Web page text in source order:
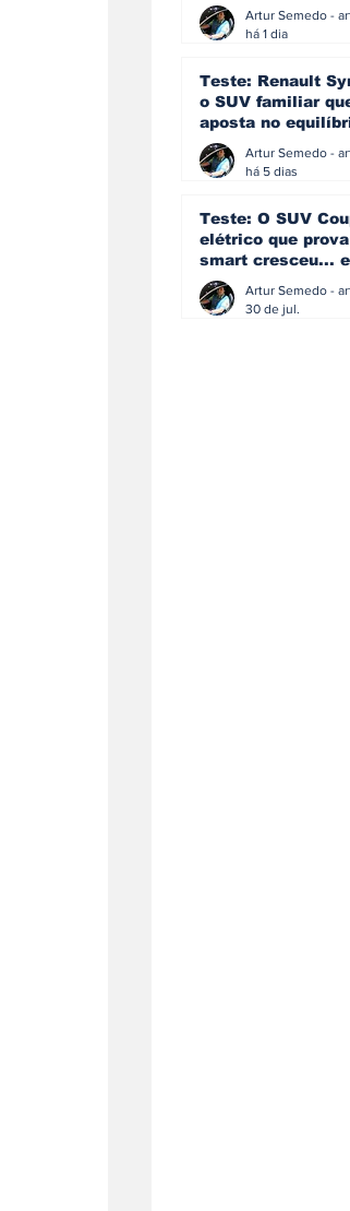
eficiência e
simplicidade
há 1 dia
Teste: Renault
o SUV familiar
aposta no
ainda acredita na
manualhá 5 dias
Teste: O SUV
elétrico que
smart cresceu... e
amadureceu
30 de jul.